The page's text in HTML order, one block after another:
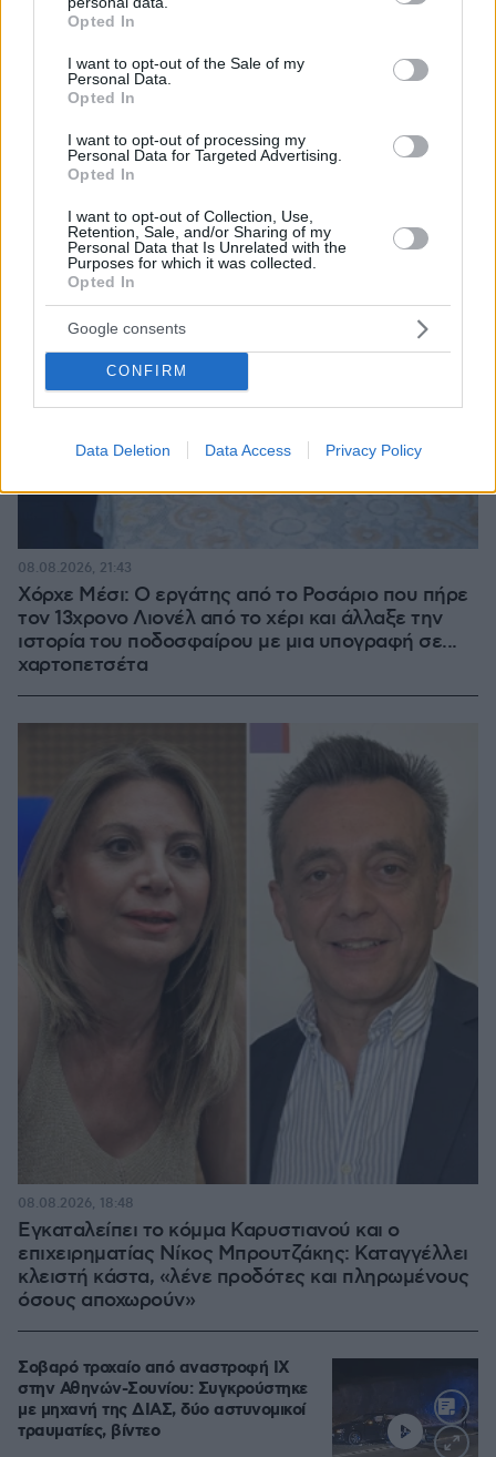
grant or deny consent to Google and its third-party tags to
use your data for below specified purposes in below Google
consent section.
Opted In
I want to opt-out of the Sale of my
Personal Data.
Opted In
I want to opt-out of processing my
Personal Data for Targeted Advertising.
Opted In
I want to opt-out of Collection, Use,
Retention, Sale, and/or Sharing of my
Personal Data that Is Unrelated with the
Purposes for which it was collected.
Opted In
Google consents
CONFIRM
Data Deletion Data Access Privacy Policy
μπορεί ν' αλλάξει τη χρονολογία της μεγάλης
έκρηξης
Χόρχε Μέσι: Ο εργάτης από το Ροσάριο που πήρε
τον 13χρονο Λιονέλ από το χέρι και άλλαξε την
ιστορία του ποδοσφαίρου με μια υπογραφή σε...
χαρτοπετσέτα
08.08.2026, 21:43
Εγκαταλείπει το κόμμα Καρυστιανού και ο
επιχειρηματίας Νίκος Μπρουτζάκης: Καταγγέλλει
κλειστή κάστα, «λένε προδότες και πληρωμένους
όσους αποχωρούν»
08.08.2026, 18:48
Σοβαρό τροχαίο από αναστροφή ΙΧ
στην Αθηνών-Σουνίου: Συγκρούστηκε
με μηχανή της ΔΙΑΣ, δύο αστυνομικοί
τραυματίες, βίντεο